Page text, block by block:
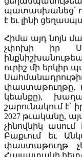
պատասխանեց՝
է եւ լինի
Հիմա այդ նոյն
չփոխի իր
ուրիշ մի երկիր
փաստաթուղթը,
կեանքը),
շարունակում է՝
2027 թւականը,
չինովնիկ
Բաքւում եւ
փաստաթուղթ
Հայաստանի